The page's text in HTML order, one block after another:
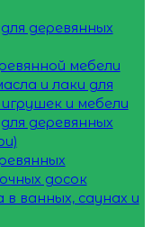
деревянных
мебели
и лаки для
и мебели
деревянных
досок
ванных, саунах и